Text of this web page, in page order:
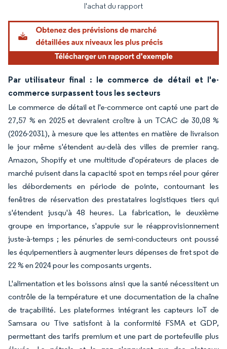
l'achat du rapport
Par utilisateur final : le commerce de détail et l'e-
commerce surpassent tous les secteurs
Le commerce de détail et l'e-commerce ont capté une part de
27,57 % en 2025 et devraient croître à un TCAC de 30,08 %
(2026-2031), à mesure que les attentes en matière de livraison
le jour même s'étendent au-delà des villes de premier rang.
Amazon, Shopify et une multitude d'opérateurs de places de
marché puisent dans la capacité spot en temps réel pour gérer
les débordements en période de pointe, contournant les
fenêtres de réservation des prestataires logistiques tiers qui
s'étendent jusqu'à 48 heures. La fabrication, le deuxième
groupe en importance, s'appuie sur le réapprovisionnement
juste-à-temps ; les pénuries de semi-conducteurs ont poussé
les équipementiers à augmenter leurs dépenses de fret spot de
22 % en 2024 pour les composants urgents.
L'alimentation et les boissons ainsi que la santé nécessitent un
contrôle de la température et une documentation de la chaîne
de traçabilité. Les plateformes intégrant les capteurs IoT de
Samsara ou Tive satisfont à la conformité FSMA et GDP,
permettant des tarifs premium et une part de portefeuille plus